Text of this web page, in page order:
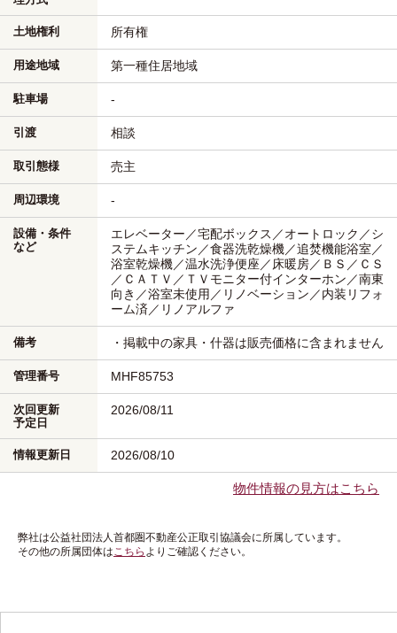
土地権利 所有権
用途地域 第一種住居地域
駐車場 -
引渡 相談
取引態様 売主
周辺環境 -
設備・条件
など
エレベーター／宅配ボックス／オートロック／シ
ステムキッチン／食器洗乾燥機／追焚機能浴室／
浴室乾燥機／温水洗浄便座／床暖房／ＢＳ／ＣＳ
／ＣＡＴＶ／ＴＶモニター付インターホン／南東
向き／浴室未使用／リノベーション／内装リフォ
ーム済／リノアルファ
備考 ・掲載中の家具・什器は販売価格に含まれません
管理番号 MHF85753
次回更新
予定日
2026/08/11
情報更新日 2026/08/10
物件情報の見方はこちら
弊社は公益社団法人首都圏不動産公正取引協議会に所属しています。
その他の所属団体はこちら よりご確認ください。